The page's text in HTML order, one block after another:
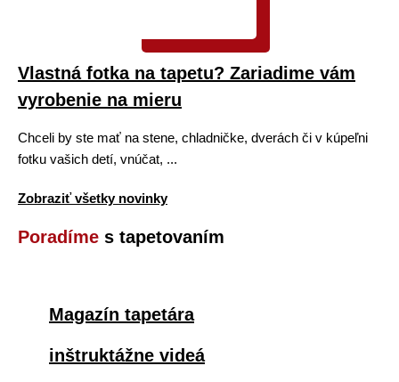
Vlastná fotka na tapetu? Zariadime vám
vyrobenie na mieru
Chceli by ste mať na stene, chladničke, dverách či v kúpeľni
fotku vašich detí, vnúčat, ...
Zobraziť všetky novinky
Poradíme s tapetovaním
Magazín tapetára
inštruktážne videá